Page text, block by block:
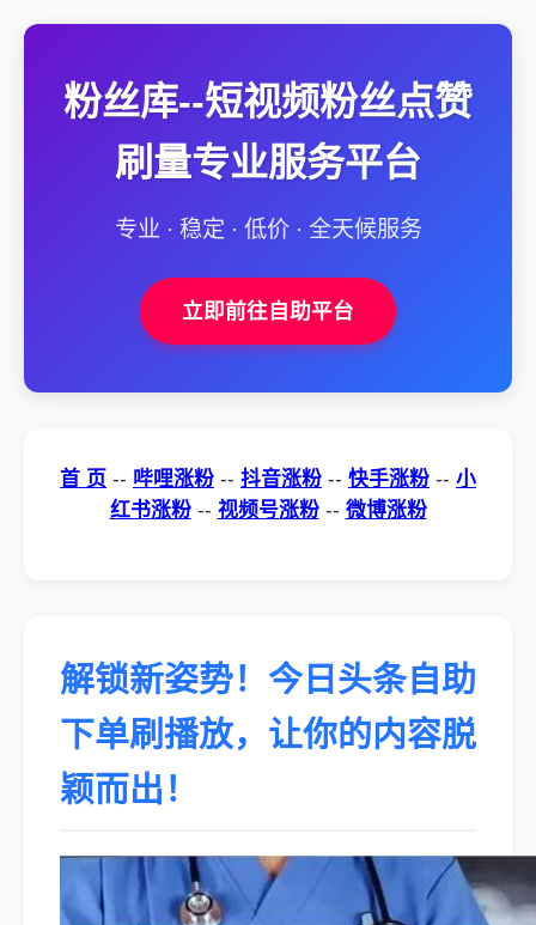
粉丝库--短视频粉丝点赞
刷量专业服务平台
专业 · 稳定 · 低价 · 全天候服务
立即前往自助平台
首 页 -- 哔哩涨粉 -- 抖音涨粉 -- 快手涨粉 -- 小
红书涨粉 -- 视频号涨粉 -- 微博涨粉
解锁新姿势！今日头条自助
下单刷播放，让你的内容脱
颖而出！